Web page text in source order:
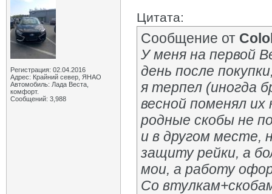
Регистрация: 02.04.2016
Адрес: Крайний север, ЯНАО
Автомобиль: Лада Веста,
комфорт.
Сообщений: 3,988
Цитата:
Сообщение от
У меня на первой
день после
я терпел (иногда
весной поменял
родные скобы не
и в другом месте,
защиту рейки, а
мои, а работу
Со